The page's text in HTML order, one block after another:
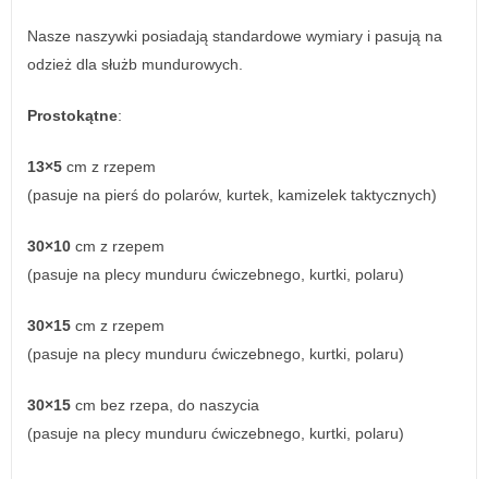
Nasze naszywki posiadają standardowe wymiary i pasują na
odzież dla służb mundurowych.
Prostokątne:
13×5 cm z rzepem
(pasuje na pierś do polarów, kurtek, kamizelek taktycznych)
30×10 cm z rzepem
(pasuje na plecy munduru ćwiczebnego, kurtki, polaru)
30×15 cm z rzepem
(pasuje na plecy munduru ćwiczebnego, kurtki, polaru)
30×15 cm bez rzepa, do naszycia
(pasuje na plecy munduru ćwiczebnego, kurtki, polaru)